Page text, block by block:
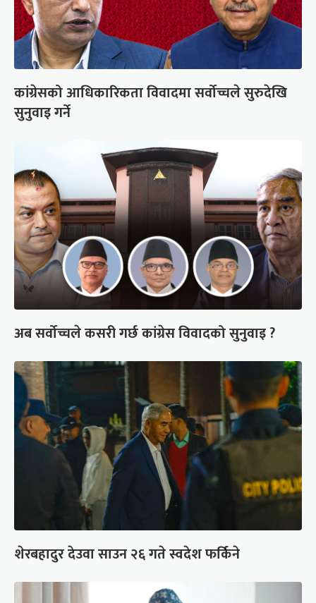
कांग्रेसको आधिकारिकता विवादमा सर्वोच्चले सुरुदेखि
सुनुवाइ गर्ने
अब सर्वोच्चले कसरी गर्छ कांग्रेस विवादको सुनुवाइ ?
शेरबहादुर देउवा साउन २६ गते स्वदेश फर्किने